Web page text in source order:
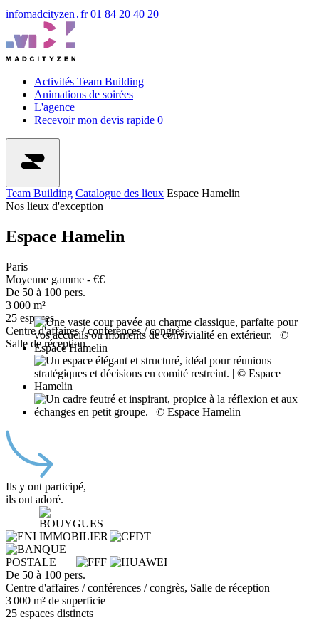
infomadcityzen․fr 01 84 20 40 20
Activités Team Building
Animations de soirées
L'agence
Recevoir mon devis rapide 0
Team Building Catalogue des lieux Espace Hamelin
Nos lieux d'exception
Espace Hamelin
Paris
Moyenne gamme - €€
De 50 à 100 pers.
3 000 m²
25 espaces
Centre d'affaires / conférences / congrès
Salle de réception
Ils y ont participé,
ils ont adoré.
De 50 à 100 pers.
Centre d'affaires / conférences / congrès, Salle de réception
3 000 m² de superficie
25 espaces distincts